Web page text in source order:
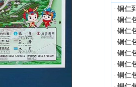
· 铜仁
· 铜仁
· 铜仁
· 铜仁
· 铜仁
· 铜仁
· 铜仁